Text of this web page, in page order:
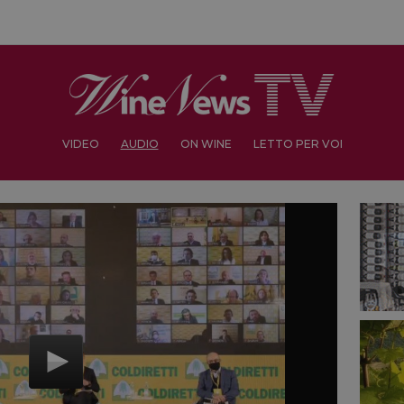
VIDEO AUDIO ON WINE LETTO PER VOI